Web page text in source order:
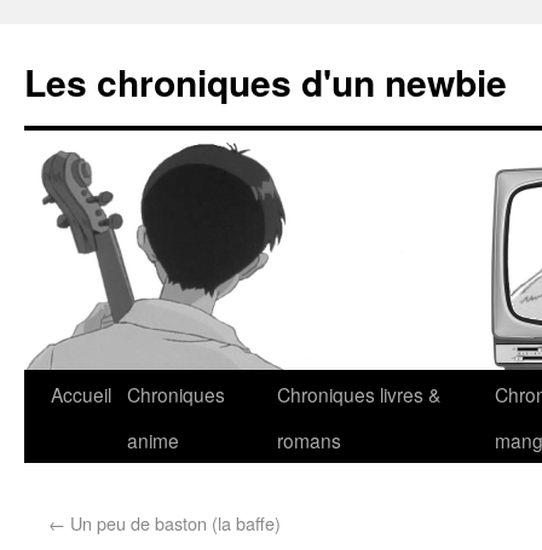
Les chroniques d'un newbie
Accueil Chroniques
anime
Chroniques livres &
romans
← Un peu de baston (la baffe)